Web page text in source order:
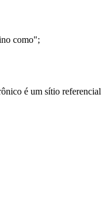
como";
é um sítio referencial